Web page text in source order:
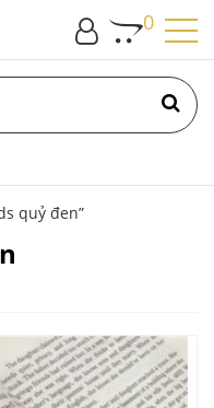
0
quỷ đen”